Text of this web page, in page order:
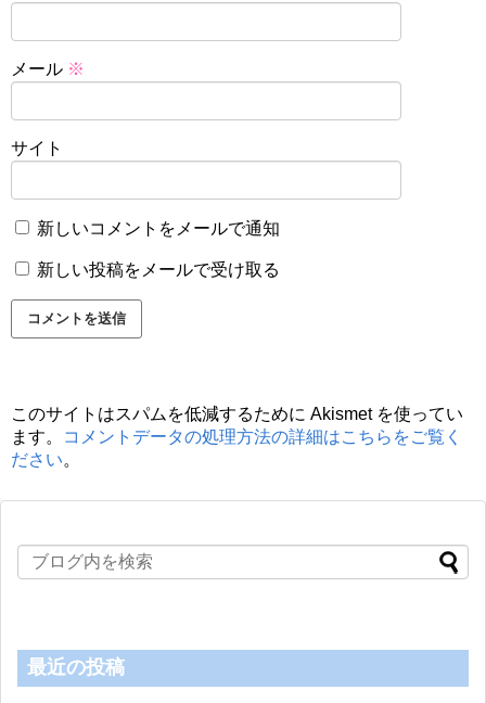
メール ※
サイト
新しいコメントをメールで通知
新しい投稿をメールで受け取る
このサイトはスパムを低減するために Akismet を使ってい
ます。
コメントデータの処理方法の詳細はこちらをご覧く
ださい。
最近の投稿